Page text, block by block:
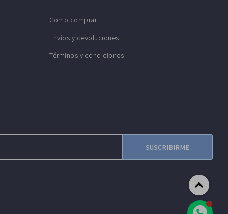
SUSCRIBIRME
Como comprar
Envíos y devoluciones
Términos y condiciones